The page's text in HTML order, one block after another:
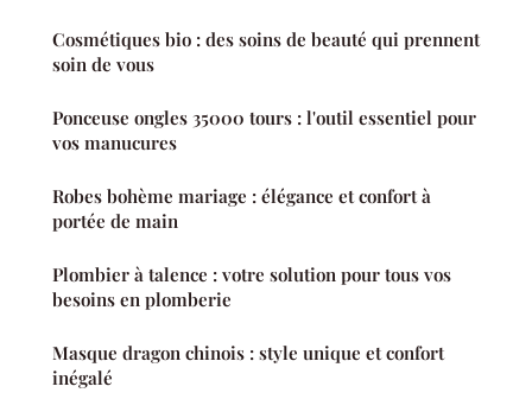
Cosmétiques bio : des soins de beauté qui prennent
soin de vous
Ponceuse ongles 35000 tours : l'outil essentiel pour
vos manucures
Robes bohème mariage : élégance et confort à
portée de main
Plombier à talence : votre solution pour tous vos
besoins en plomberie
Masque dragon chinois : style unique et confort
inégalé